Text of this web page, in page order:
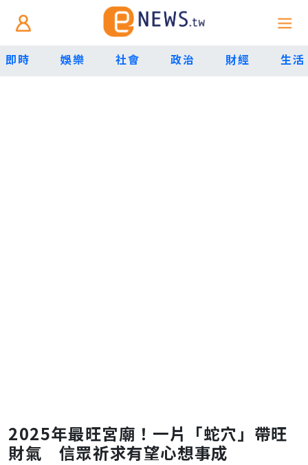
即時 娛樂 社會 政治 財經 生活
2025年最旺宮廟！一片「蛇穴」帶旺
財氣 信眾祈求有望心想事成